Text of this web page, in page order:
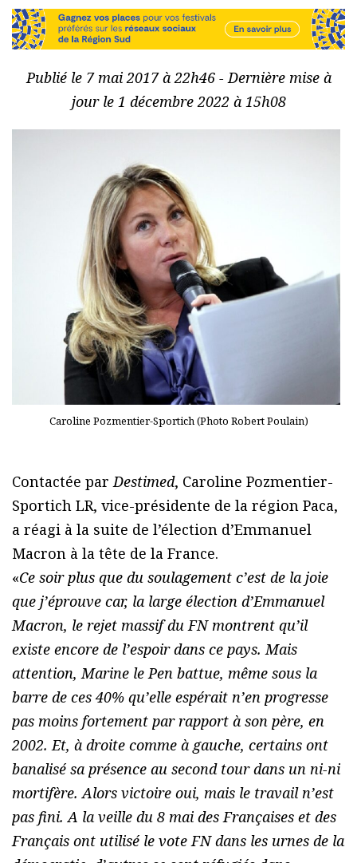
Publié le 7 mai 2017 à 22h46 - Dernière mise à
jour le 1 décembre 2022 à 15h08
Caroline Pozmentier-Sportich (Photo Robert Poulain)
Contactée parDestimed, Caroline Pozmentier-
Sportich LR, vice-présidente de la région Paca,
a réagi à la suite de l’élection d’Emmanuel
Macron à la tête de la France.
«Ce soir plus que du soulagement c’est de la joie
que j’éprouve car, la large élection d’Emmanuel
Macron, le rejet massif du FN montrent qu’il
existe encore de l’espoir dans ce pays. Mais
attention, Marine le Pen battue, même sous la
barre de ces 40% qu’elle espérait n’en progresse
pas moins fortement par rapport à son père, en
2002. Et, à droite comme à gauche, certains ont
banalisé sa présence au second tour dans un ni-ni
mortifère. Alors victoire oui, mais le travail n’est
pas fini. A la veille du 8 mai des Françaises et des
Français ont utilisé le vote FN dans les urnes de la